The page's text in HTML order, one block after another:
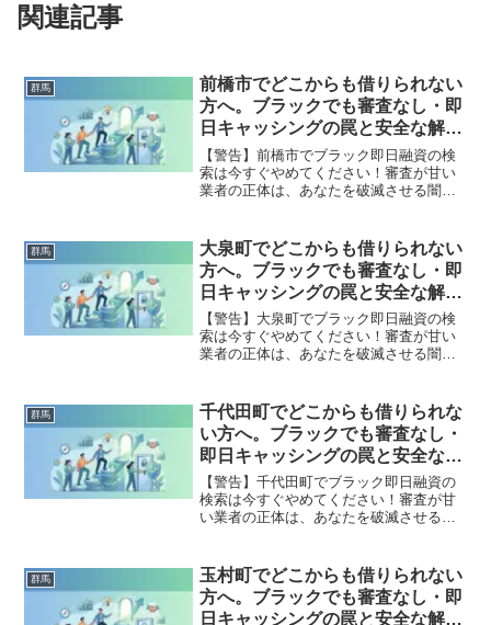
関連記事
群馬
前橋市でどこからも借りられない
方へ。ブラックでも審査なし・即
日キャッシングの罠と安全な解決
策
【警告】前橋市でブラック即日融資の検
索は今すぐやめてください！審査が甘い
業者の正体は、あなたを破滅させる闇金
市で違法業者を避け、借金地獄から抜け
出した方々の実体験と確実な解決策を完
全公開。
群馬
大泉町でどこからも借りられない
方へ。ブラックでも審査なし・即
日キャッシングの罠と安全な解決
策
【警告】大泉町でブラック即日融資の検
索は今すぐやめてください！審査が甘い
業者の正体は、あなたを破滅させる闇金
町で違法業者を避け、借金地獄から抜け
出した方々の実体験と確実な解決策を完
全公開。
群馬
千代田町でどこからも借りられな
い方へ。ブラックでも審査なし・
即日キャッシングの罠と安全な解
決策
【警告】千代田町でブラック即日融資の
検索は今すぐやめてください！審査が甘
い業者の正体は、あなたを破滅させる闇
千代田町で違法業者を避け、借金地獄か
ら抜け出した方々の実体験と確実な解決
策を完全公開。
群馬
玉村町でどこからも借りられない
方へ。ブラックでも審査なし・即
日キャッシングの罠と安全な解決